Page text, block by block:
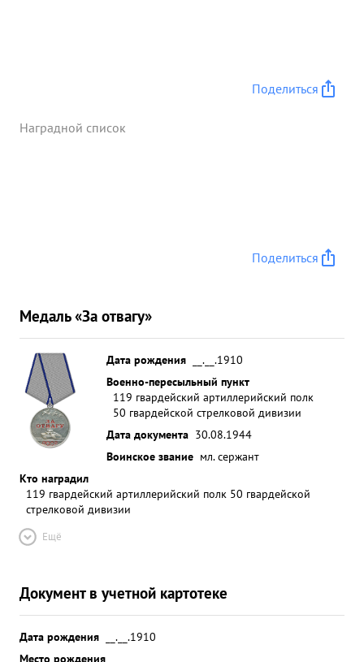
Поделиться
Наградной список
Поделиться
Медаль «За отвагу»
Дата рождения
__.__.1910
Военно-пересыльный пункт
119 гвардейский артиллерийский полк
50 гвардейской стрелковой дивизии
Дата документа 30.08.1944
Воинское звание мл. сержант
Кто наградил
119 гвардейский артиллерийский полк 50 гвардейской
стрелковой дивизии
Ещё
Документ в учетной картотеке
Дата рождения
__.__.1910
Место рождения